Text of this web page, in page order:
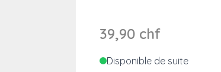
39,90 chf
Disponible de suite